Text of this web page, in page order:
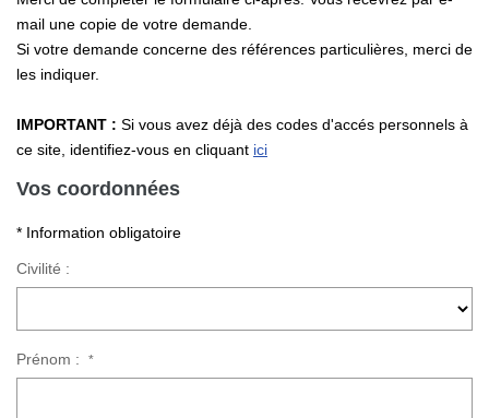
Nos Actualités
mail une copie de votre demande.
Si votre demande concerne des références particulières, merci de
les indiquer.
IMPORTANT : Si vous avez déjà des codes d'accés personnels à
ce site, identifiez-vous en cliquant ici
Vos coordonnées
* Information obligatoire
Civilité :
Prénom : *